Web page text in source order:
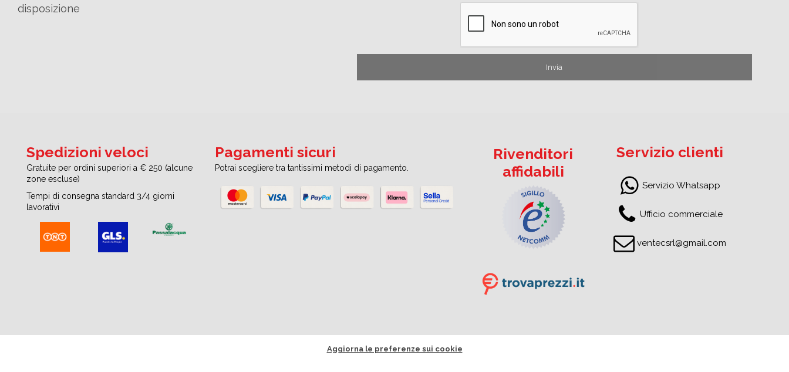
disposizione
Spedizioni veloci
Gratuite per ordini superiori a € 250 (alcune
zone escluse)
Tempi di consegna standard 3/4 giorni
lavorativi
Pagamenti sicuri
Potrai scegliere tra tantissimi metodi di pagamento.
Rivenditori
affidabili
Servizio clienti
Servizio Whatsapp
Ufficio commerciale
ventecsrl@gmail.com
Aggiorna le preferenze sui cookie